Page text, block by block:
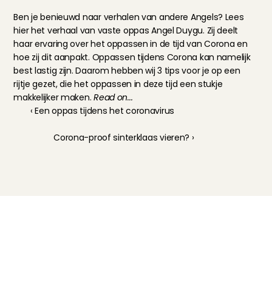
Ben je benieuwd naar verhalen van andere Angels? Lees
hier het verhaal van vaste oppas Angel Duygu. Zij deelt
haar ervaring over het oppassen in de tijd van Corona en
hoe zij dit aanpakt. Oppassen tijdens Corona kan namelijk
best lastig zijn. Daarom hebben wij 3 tips voor je op een
rijtje gezet, die het oppassen in deze tijd een stukje
makkelijker maken. Read on...
‹ Een oppas tijdens het coronavirus
Corona-proof sinterklaas vieren? ›